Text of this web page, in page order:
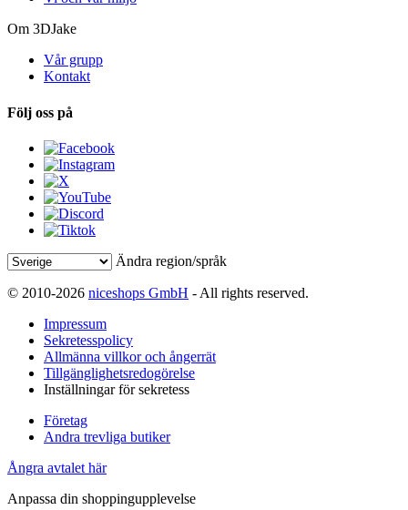
Om 3DJake
Vår grupp
Kontakt
Följ oss på
Ändra region/språk
© 2010-2026 niceshops GmbH - All rights reserved.
Impressum
Sekretesspolicy
Allmänna villkor och ångerrät
Tillgänglighetsredogörelse
Inställningar för sekretess
Företag
Andra trevliga butiker
Ångra avtalet här
Anpassa din shoppingupplevelse